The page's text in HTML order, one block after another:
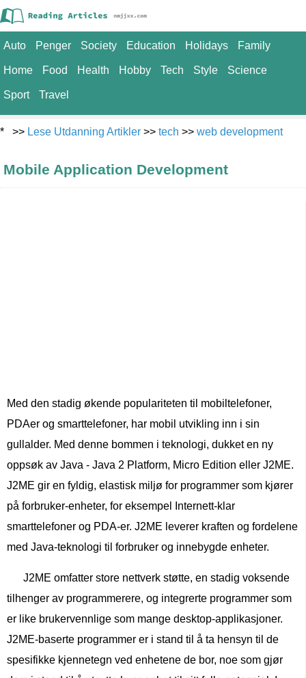
Auto Penger Society Education Holidays Family
Home Food Health Hobby Tech Style Science
Sport Travel
* >> Lese Utdanning Artikler >> tech >> web development
Mobile Application Development
Med den stadig økende populariteten til mobiltelefoner,
PDAer og smarttelefoner, har mobil utvikling inn i sin
gullalder. Med denne bommen i teknologi, dukket en ny
oppsøk av Java - Java 2 Platform, Micro Edition eller J2ME.
J2ME gir en fyldig, elastisk miljø for programmer som kjører
på forbruker-enheter, for eksempel Internett-klar
smarttelefoner og PDA-er. J2ME leverer kraften og fordelene
med Java-teknologi til forbruker og innebygde enheter.
J2ME omfatter store nettverk støtte, en stadig voksende
tilhenger av programmerere, og integrerte programmer som
er like brukervennlige som mange desktop-applikasjoner.
J2ME-baserte programmer er i stand til å ta hensyn til de
spesifikke kjennetegn ved enhetene de bor, noe som gjør